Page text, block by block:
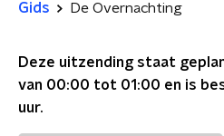
Gids De Overnachting
Deze uitzending staat
van 00:00 tot 01:00 en is
uur.